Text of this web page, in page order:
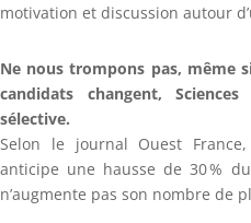
motivation et discussion autour
Ne nous trompons pas, même
candidats changent,
sélective.
Selon le journal Ouest
anticipe une hausse de 30 %
n’augmente pas son nombre de